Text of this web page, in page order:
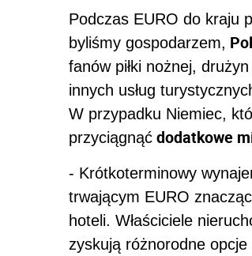
Podczas EURO do kraju
byliśmy gospodarzem,
fanów piłki nożnej,
innych usług
W przypadku Niemiec,
przyciągnąć dodatkowe
- Krótkoterminowy
trwającym EURO
hoteli. Właściciele
zyskują różnorodne